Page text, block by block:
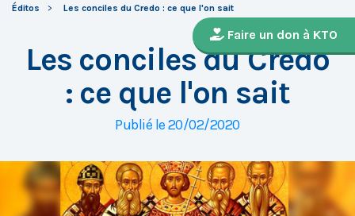
Éditos Les conciles du Credo : ce que l'on sait
Faire un don à KTO
Les conciles du Credo
: ce que l'on sait
Publié le 20/02/2020